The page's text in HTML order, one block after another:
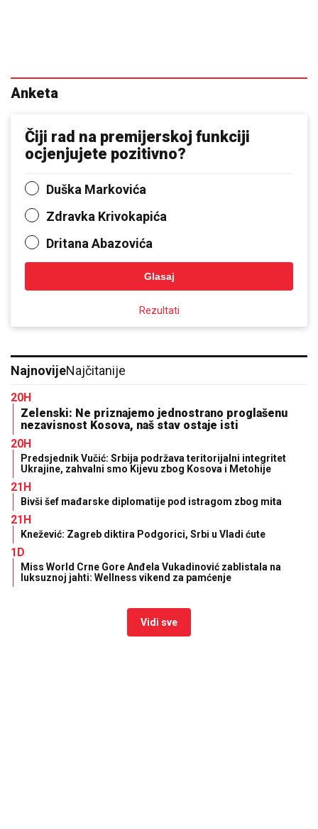
Anketa
Čiji rad na premijerskoj funkciji
ocjenjujete pozitivno?
Duška Markovića
Zdravka Krivokapića
Dritana Abazovića
Glasaj
Rezultati
NajnovijeNajčitanije
20H
Zelenski: Ne priznajemo jednostrano proglašenu
nezavisnost Kosova, naš stav ostaje isti
20H
Predsjednik Vučić: Srbija podržava teritorijalni integritet
Ukrajine, zahvalni smo Kijevu zbog Kosova i Metohije
21H
Bivši šef mađarske diplomatije pod istragom zbog mita
21H
Knežević: Zagreb diktira Podgorici, Srbi u Vladi ćute
1D
Miss World Crne Gore Anđela Vukadinović zablistala na
luksuznoj jahti: Wellness vikend za pamćenje
Vidi sve